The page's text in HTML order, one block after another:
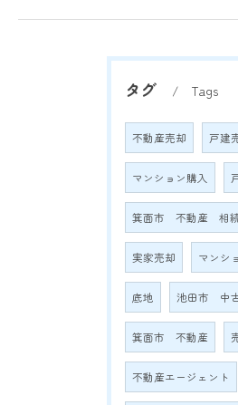
タグ Tags
不動産売却 戸建
マンション購入
箕面市 不動産 相
実家売却 マンシ
底地 池田市 中
箕面市 不動産
不動産エージェント